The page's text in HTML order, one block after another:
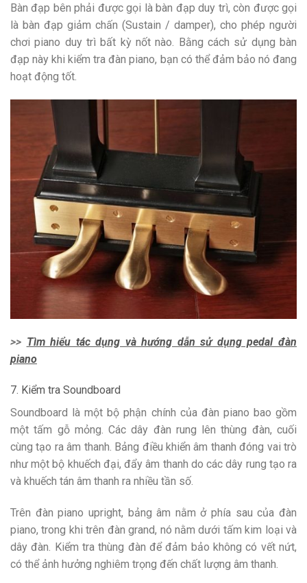
Bàn đạp bên phải được gọi là bàn đạp duy trì, còn được gọi
là bàn đạp giảm chấn (Sustain / damper), cho phép người
chơi piano duy trì bất kỳ nốt nào. Bằng cách sử dụng bàn
đạp này khi kiểm tra đàn piano, bạn có thể đảm bảo nó đang
hoạt động tốt.
>> Tìm hiểu tác dụng và hướng dẫn sử dụng pedal đàn
piano
7. Kiểm tra Soundboard
Soundboard là một bộ phận chính của đàn piano bao gồm
một tấm gỗ mỏng. Các dây đàn rung lên thùng đàn, cuối
cùng tạo ra âm thanh. Bảng điều khiển âm thanh đóng vai trò
như một bộ khuếch đại, đẩy âm thanh do các dây rung tạo ra
và khuếch tán âm thanh ra nhiều tần số.
Trên đàn piano upright, bảng âm nằm ở phía sau của đàn
piano, trong khi trên đàn grand, nó nằm dưới tấm kim loại và
dây đàn. Kiểm tra thùng đàn để đảm bảo không có vết nứt,
có thể ảnh hưởng nghiêm trọng đến chất lượng âm thanh.